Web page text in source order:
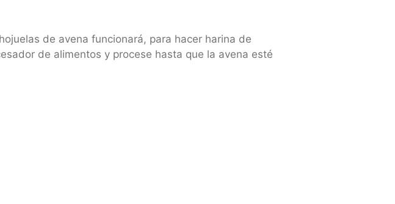
de avena funcionará, para hacer harina de
de alimentos y procese hasta que la avena esté